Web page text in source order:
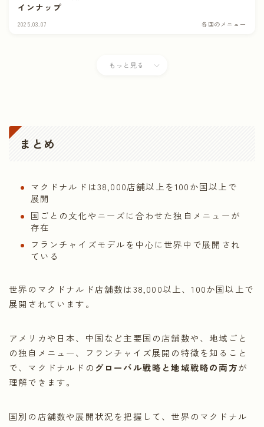
インナップ
2025.03.07 各国のメニュー
もっと見る
まとめ
マクドナルドは38,000店舗以上を100か国以上で
展開
国ごとの文化やニーズに合わせた独自メニューが
存在
フランチャイズモデルを中心に世界中で展開され
ている
世界のマクドナルド店舗数は38,000以上、100か国以上で
展開されています。
アメリカや日本、中国など主要国の店舗数や、地域ごと
の独自メニュー、フランチャイズ展開の特徴を知ること
で、マクドナルドの グローバル戦略と地域戦略の両方が
理解できます。
国別の店舗数や展開状況を把握して、世界のマクドナル